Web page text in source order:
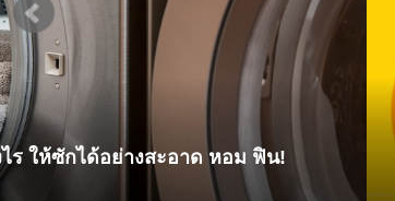
ตู้เย็น 2 ประตู ไม่เย็น สาเหตุและ